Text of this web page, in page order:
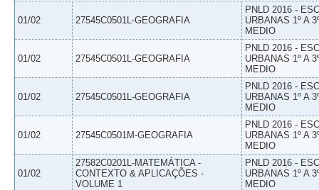
01/02 27545C0501L-GEOGRAFIA
PNLD 2016 -
URBANAS 1º A
MEDIO
01/02 27545C0501L-GEOGRAFIA
PNLD 2016 -
URBANAS 1º A
MEDIO
01/02 27545C0501L-GEOGRAFIA
PNLD 2016 -
URBANAS 1º A
MEDIO
01/02 27545C0501M-GEOGRAFIA
PNLD 2016 -
URBANAS 1º A
MEDIO
01/02
27582C0201L-MATEMÁTICA -
CONTEXTO & APLICAÇÕES -
VOLUME 1
PNLD 2016 -
URBANAS 1º A
MEDIO